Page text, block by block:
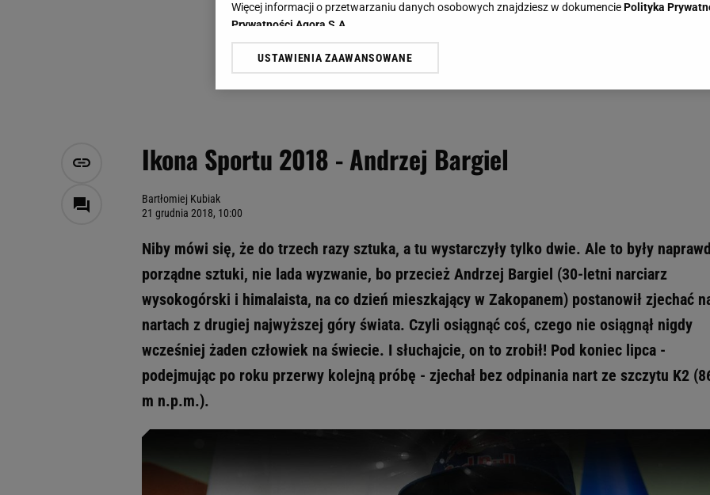
Ikona Sportu 2018 - Andrzej Bargiel
Bartłomiej Kubiak
21 grudnia 2018, 10:00
Niby mówi się, że do trzech razy sztuka, a tu wystarczyły tylko dwie. Ale to były
porządne sztuki, nie lada wyzwanie, bo przecież Andrzej Bargiel (30-letni narciarz
wysokogórski i himalaista, na co dzień mieszkający w Zakopanem) postanowił zjechać
nartach z drugiej najwyższej góry świata. Czyli osiągnąć coś, czego nie osiągnął nigdy
wcześniej żaden człowiek na świecie. I słuchajcie, on to zrobił! Pod koniec lipca -
podejmując po roku przerwy kolejną próbę - zjechał bez odpinania nart ze szczytu K2
m n.p.m.).
Więcej informacji o przetwarzaniu danych osobowych znajdziesz w dokumenciePolityka
Prywatności Agora S.A.
Klikając „Akceptuję” wyrażasz też zgodę na zainstalowanie i przechowywanie plików cookie
Zaufanych Partnerów i Agora S.A. na Twoim urządzeniu końcowym. Możesz w każdej chwili
My, nasi Zaufani Partnerzy i Agora S.A. możemy przetwarzać dane osobowe w następujących
Użycie dokładnych danych geolokalizacyjnych. Aktywne skanowanie charakterystyki urządzenia
badnie odbiorców i ulepszanie usług.
USTAWIENIA ZAAWANSOWANE